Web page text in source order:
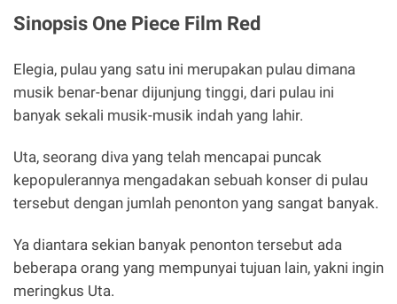
Sinopsis One Piece Film Red
Elegia, pulau yang satu ini merupakan pulau dimana
musik benar-benar dijunjung tinggi, dari pulau ini
banyak sekali musik-musik indah yang lahir.
Uta, seorang diva yang telah mencapai puncak
kepopulerannya mengadakan sebuah konser di pulau
tersebut dengan jumlah penonton yang sangat banyak.
Ya diantara sekian banyak penonton tersebut ada
beberapa orang yang mempunyai tujuan lain, yakni ingin
meringkus Uta.